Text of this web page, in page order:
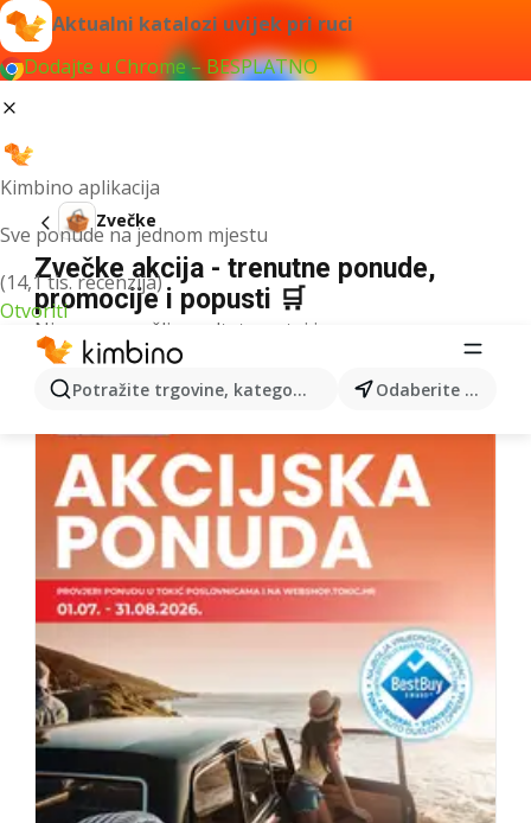
Aktualni katalozi uvijek pri ruci
Dodajte u Chrome – BESPLATNO
Kimbino aplikacija
Sve ponude na jednom mjestu
(14,1 tis. recenzija)
Otvoriti
Potražite trgovine, kategorije, proizvode... Odaberite grad
Zvečke
Zvečke akcija - trenutne ponude,
promocije i popusti 🛒
Nismo pronašli rezultate za taj izraz.
Više kataloga iz kategorije